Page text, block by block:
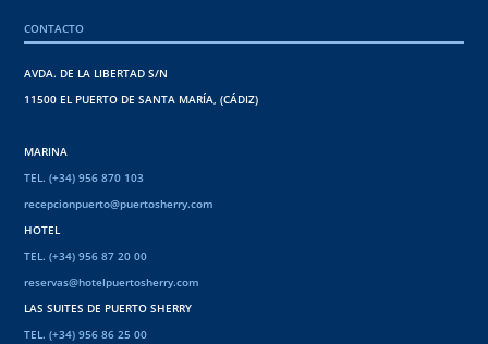
CONTACTO
AVDA. DE LA LIBERTAD S/N
11500 EL PUERTO DE SANTA MARÍA, (CÁDIZ)
MARINA
TEL. (+34) 956 870 103
recepcionpuerto@puertosherry.com
HOTEL
TEL. (+34) 956 87 20 00
reservas@hotelpuertosherry.com
LAS SUITES DE PUERTO SHERRY
TEL. (+34) 956 86 25 00